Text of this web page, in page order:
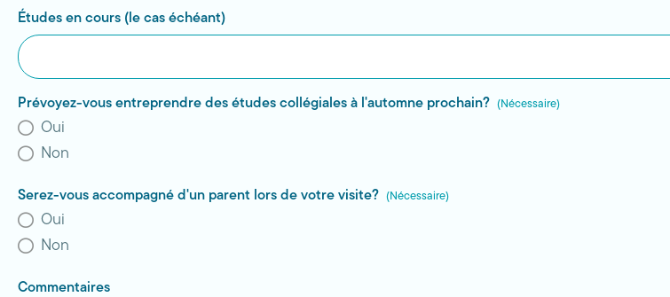
Études en cours (le cas échéant)
Prévoyez-vous entreprendre des études collégiales à l'automne prochain? (Nécessaire)
Oui
Non
Serez-vous accompagné d'un parent lors de votre visite? (Nécessaire)
Oui
Non
Commentaires